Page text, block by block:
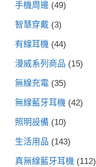
手機周邊 (49)
智慧穿戴 (3)
有線耳機 (44)
漫威系列商品 (15)
無線充電 (35)
無線藍牙耳機 (42)
照明設備 (10)
生活用品 (143)
真無線藍牙耳機 (112)